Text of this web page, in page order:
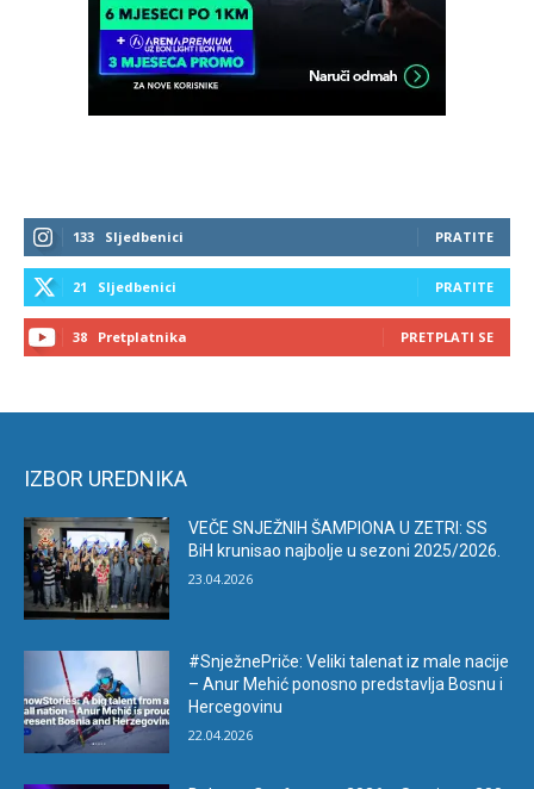
133 Sljedbenici PRATITE
21 Sljedbenici PRATITE
38 Pretplatnika PRETPLATI SE
IZBOR UREDNIKA
VEČE SNJEŽNIH ŠAMPIONA U ZETRI: SS
BiH krunisao najbolje u sezoni 2025/2026.
23.04.2026
#SnježnePriče: Veliki talenat iz male nacije
– Anur Mehić ponosno predstavlja Bosnu i
Hercegovinu
22.04.2026